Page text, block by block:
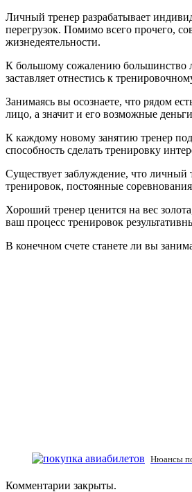
Личный тренер разрабатывает
перегрузок. Помимо всего прочего,
жизнедеятельности.
К большому сожалению большинство
заставляет отнестись к
Занимаясь вы осознаете, что рядом
лицо, а значит и его возможные
К каждому новому занятию тренер
способность сделать тренировку
Существует заблуждение, что
тренировок, постоянные
Хороший тренер ценится на вес
ваш процесс тренировок
В конечном счете станете ли вы
Нюансы
Комментарии закрыты.